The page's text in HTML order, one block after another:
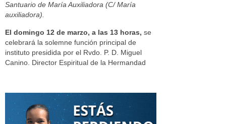
Santuario de María Auxiliadora (C/ María
auxiliadora).
El domingo 12 de marzo, a las 13 horas, se
celebrará la solemne función principal de
instituto presidida por el Rvdo. P. D. Miguel
Canino. Director Espiritual de la Hermandad